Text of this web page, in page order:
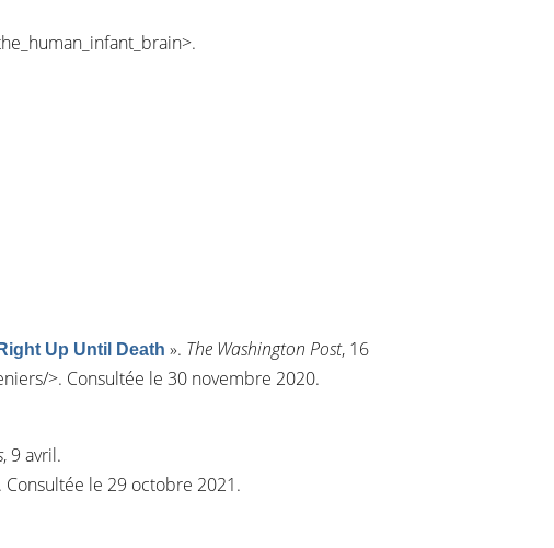
>.
Up Until Death ». The Washington Post, 16
>. Consultée le 30 novembre 2020.
, 9 avril.
Consultée le 29 octobre 2021.